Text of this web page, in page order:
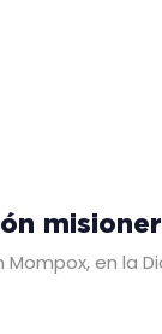
Mompox, en